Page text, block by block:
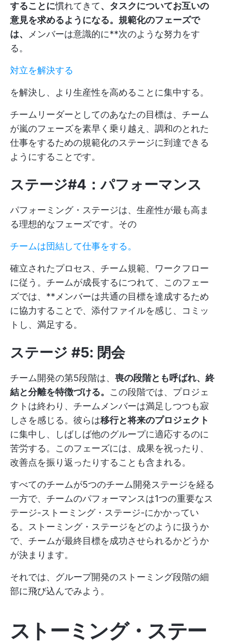
することに慣れてきて、タスクについてお互いの
意見を求めるようになる。規範化のフェーズで
は、
メンバーは意識的に**次のような努力をす
る。
対立を解決する
を解決し、より生産性を高めることに集中する。
チームリーダーとしてのあなたの目標は、チーム
が嵐のフェーズを素早く乗り越え、調和のとれた
仕事をするための規範化のステージに到達できる
ようにすることです。
ステージ#4：パフォーマンス
パフォーミング・ステージは、生産性が最も高ま
る理想的なフェーズです。その
チームは団結して仕事をする。
確立されたプロセス、チーム規範、ワークフロー
に従う。チームが成長するにつれて、このフェー
ズでは、**メンバーは共通の目標を達成するため
に協力することで、添付ファイルを感じ、コミッ
トし、満足する。
ステージ #5: 閉会
チーム開発の第5段階は、 喪の段階とも呼ばれ、終
結と分離を特徴づける。 この段階では、プロジェ
クトは終わり、チームメンバーは満足しつつも寂
しさを感じる。彼らは移行と将来のプロジェクト
に集中し、しばしば他のグループに適応するのに
苦労する。このフェーズには、成果を祝ったり、
改善点を振り返ったりすることも含まれる。
すべてのチームが5つのチーム開発ステージを経る
一方で、チームのパフォーマンスは1つの重要なス
テージ-ストーミング・ステージ-にかかってい
る。ストーミング・ステージをどのように扱うか
で、チームが最終目標を成功させられるかどうか
が決まります。
それでは、グループ開発のストーミング段階の細
部に飛び込んでみよう。
ストーミング・ステー